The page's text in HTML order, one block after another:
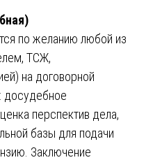
по желанию любой из
ТСЖ,
на договорной
досудебное
перспектив дела,
базы для подачи
Заключение